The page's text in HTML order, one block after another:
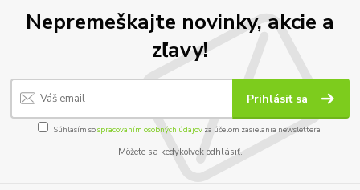
Nepremeškajte novinky, akcie a
zľavy!
Prihlásiť sa
Súhlasím sospracovaním osobných údajov za účelom zasielania newslettera.
Môžete sa kedykoľvek odhlásiť.